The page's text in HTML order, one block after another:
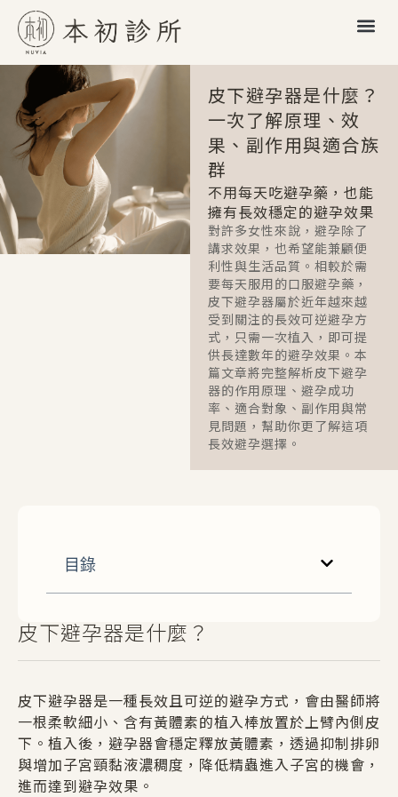
皮下避孕器是什麼？
一次了解原理、效
果、副作用與適合族
群
不用每天吃避孕藥，也能
擁有長效穩定的避孕效果
對許多女性來說，避孕除了
講求效果，也希望能兼顧便
利性與生活品質。相較於需
要每天服用的口服避孕藥，
皮下避孕器屬於近年越來越
受到關注的長效可逆避孕方
式，只需一次植入，即可提
供長達數年的避孕效果。本
篇文章將完整解析皮下避孕
器的作用原理、避孕成功
率、適合對象、副作用與常
見問題，幫助你更了解這項
長效避孕選擇。
目錄
皮下避孕器是什麼？
皮下避孕器是一種長效且可逆的避孕方式，會由醫師將
一根柔軟細小、含有黃體素的植入棒放置於上臂內側皮
下。 植入後，避孕器會穩定釋放黃體素，透過抑制排卵
與增加子宮頸黏液濃稠度，降低精蟲進入子宮的機會，
進而達到避孕效果。